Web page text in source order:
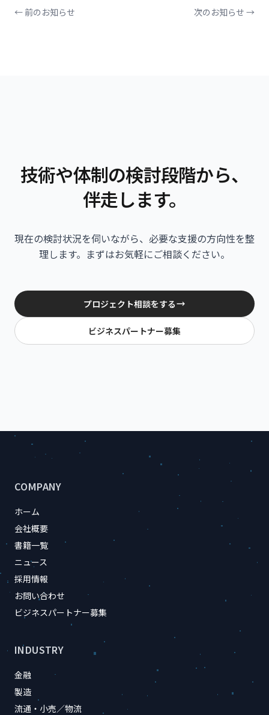
← 前のお知らせ 次のお知らせ →
技術や体制の検討段階から、
伴走します。
現在の検討状況を伺いながら、必要な支援の方向性を整
理します。 まずはお気軽にご相談ください。
プロジェクト相談をする
ビジネスパートナー募集
サイトのフッター情報
COMPANY
ホーム
会社概要
書籍一覧
ニュース
採用情報
お問い合わせ
ビジネスパートナー募集
INDUSTRY
金融
製造
流通・小売／物流